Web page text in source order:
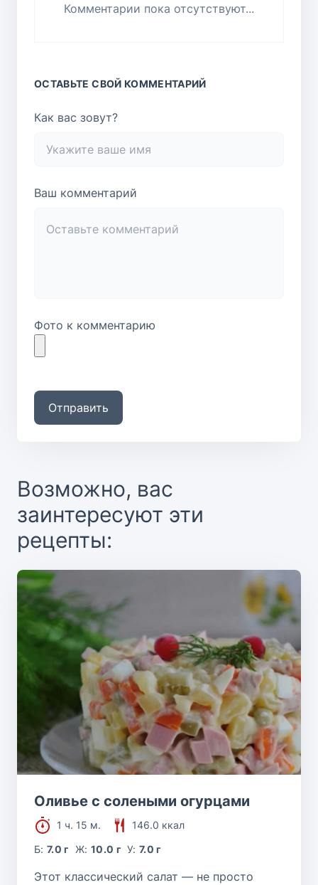
Комментарии пока отсутствуют...
ОСТАВЬТЕ СВОЙ КОММЕНТАРИЙ
Как вас зовут?
Ваш комментарий
Фото к комментарию
Отправить
Возможно, вас
заинтересуют эти
рецепты:
Оливье с солеными огурцами
1 ч. 15 м.
146.0 ккал
Б:7.0 г Ж: 10.0 г У:7.0 г
Этот классический салат — не просто